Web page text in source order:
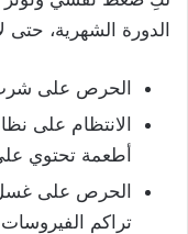
الدورة الشهرية،
الحرص على شرب
الانتظام على
أطعمة تحتوي
الحرص على غسل
تراكم الفيروسات